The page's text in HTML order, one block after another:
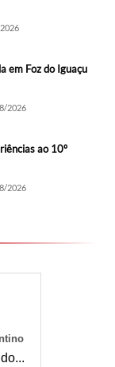
em Foz do Iguaçu
2026
ao 10º
2026